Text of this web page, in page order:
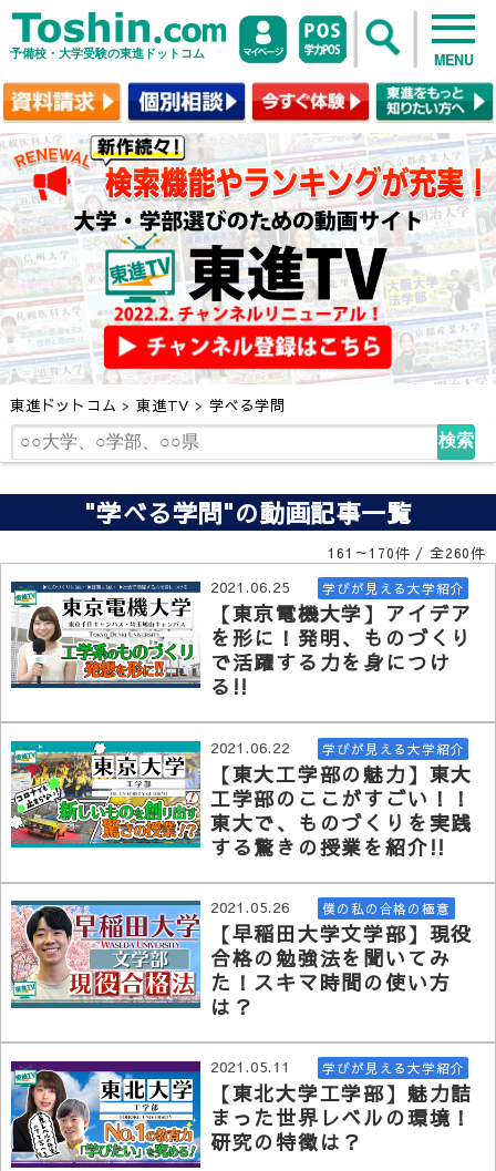
予備校・大学受験の東進ドットコム MENU
東進ドットコム > 東進TV > 学べる学問
検索
"学べる学問"の動画記事一覧
161～170件 / 全260件
2021.06.25 学びが見える大学紹介
【東京電機大学】アイデア
を形に！発明、ものづくり
で活躍する力を身につけ
る!!
2021.06.22 学びが見える大学紹介
【東大工学部の魅力】東大
工学部のここがすごい！！
東大で、ものづくりを実践
する驚きの授業を紹介!!
2021.05.26 僕の私の合格の極意
【早稲田大学文学部】現役
合格の勉強法を聞いてみ
た！スキマ時間の使い方
は？
2021.05.11 学びが見える大学紹介
【東北大学工学部】魅力詰
まった世界レベルの環境！
研究の特徴は？